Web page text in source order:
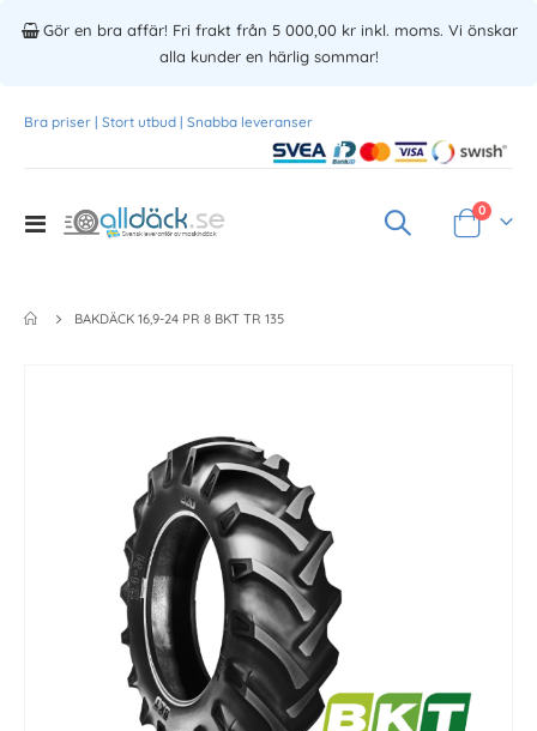
Gör en bra affär! Fri frakt från 5 000,00 kr inkl. moms. Vi önskar
alla kunder en härlig sommar!
Bra priser | Stort utbud | Snabba leveranser
Toggle
Varukorg
0
BAKDÄCK 16,9-24 PR 8 BKT TR 135